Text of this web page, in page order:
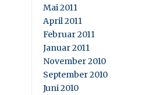
Mai 2011
April 2011
Februar 2011
Januar 2011
November 2010
September 2010
Juni 2010